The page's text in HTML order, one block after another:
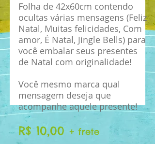
Folha de 42x60cm contendo
ocultas várias mensagens (Feliz
Natal, Muitas felicidades, Com
amor, É Natal, Jingle Bells) para
você embalar seus presentes
de Natal com originalidade!
Você mesmo marca qual
mensagem deseja que
acompanhe aquele presente!
R$ 10,00 + frete